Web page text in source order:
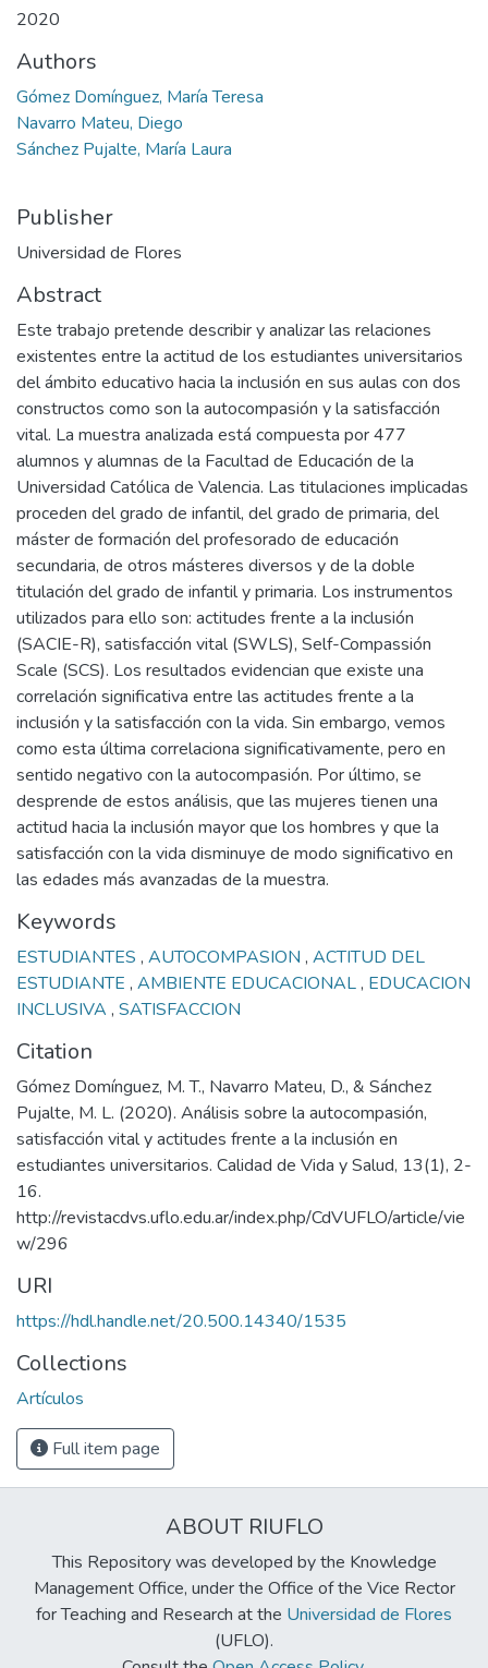
2020
Authors
Gómez Domínguez, María Teresa
Navarro Mateu, Diego
Sánchez Pujalte, María Laura
Publisher
Universidad de Flores
Abstract
Este trabajo pretende describir y analizar las relaciones
existentes entre la actitud de los estudiantes universitarios
del ámbito educativo hacia la inclusión en sus aulas con dos
constructos como son la autocompasión y la satisfacción
vital. La muestra analizada está compuesta por 477
alumnos y alumnas de la Facultad de Educación de la
Universidad Católica de Valencia. Las titulaciones implicadas
proceden del grado de infantil, del grado de primaria, del
máster de formación del profesorado de educación
secundaria, de otros másteres diversos y de la doble
titulación del grado de infantil y primaria. Los instrumentos
utilizados para ello son: actitudes frente a la inclusión
(SACIE-R), satisfacción vital (SWLS), Self-Compassión
Scale (SCS). Los resultados evidencian que existe una
correlación significativa entre las actitudes frente a la
inclusión y la satisfacción con la vida. Sin embargo, vemos
como esta última correlaciona significativamente, pero en
sentido negativo con la autocompasión. Por último, se
desprende de estos análisis, que las mujeres tienen una
actitud hacia la inclusión mayor que los hombres y que la
satisfacción con la vida disminuye de modo significativo en
las edades más avanzadas de la muestra.
Keywords
ESTUDIANTES , AUTOCOMPASION , ACTITUD DEL
ESTUDIANTE , AMBIENTE EDUCACIONAL, EDUCACION
INCLUSIVA , SATISFACCION
Citation
Gómez Domínguez, M. T., Navarro Mateu, D., & Sánchez
Pujalte, M. L. (2020). Análisis sobre la autocompasión,
satisfacción vital y actitudes frente a la inclusión en
estudiantes universitarios. Calidad de Vida y Salud, 13(1), 2-
16.
http://revistacdvs.uflo.edu.ar/index.php/CdVUFLO/article/vie
w/296
URI
https://hdl.handle.net/20.500.14340/1535
Collections
Artículos
Full item page
ABOUT RIUFLO
This Repository was developed by the Knowledge
Management Office, under the Office of the Vice Rector
for Teaching and Research at the Universidad de Flores
(UFLO).